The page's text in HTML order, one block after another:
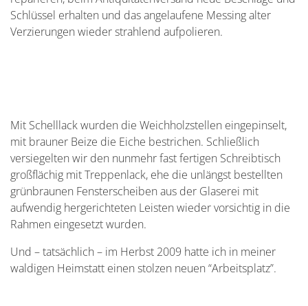
Schlüssel erhalten und das angelaufene Messing alter
Verzierungen wieder strahlend aufpolieren.
Mit Schelllack wurden die Weichholzstellen eingepinselt,
mit brauner Beize die Eiche bestrichen. Schließlich
versiegelten wir den nunmehr fast fertigen Schreibtisch
großflächig mit Treppenlack, ehe die unlängst bestellten
grünbraunen Fensterscheiben aus der Glaserei mit
aufwendig hergerichteten Leisten wieder vorsichtig in die
Rahmen eingesetzt wurden.
Und – tatsächlich – im Herbst 2009 hatte ich in meiner
waldigen Heimstatt einen stolzen neuen “Arbeitsplatz”.